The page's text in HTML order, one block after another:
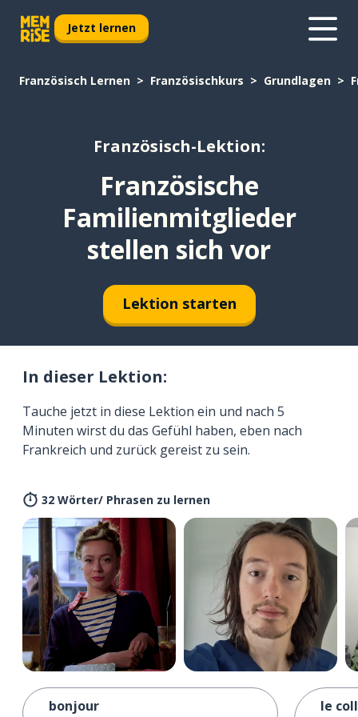
Jetzt lernen
Französisch Lernen Französischkurs Grundlagen
Französisch-Lektion:
Französische
Familienmitglieder
stellen sich vor
Lektion starten
In dieser Lektion:
Tauche jetzt in diese Lektion ein und nach 5
Minuten wirst du das Gefühl haben, eben nach
Frankreich und zurück gereist zu sein.
32 Wörter/ Phrasen zu lernen
bonjour le